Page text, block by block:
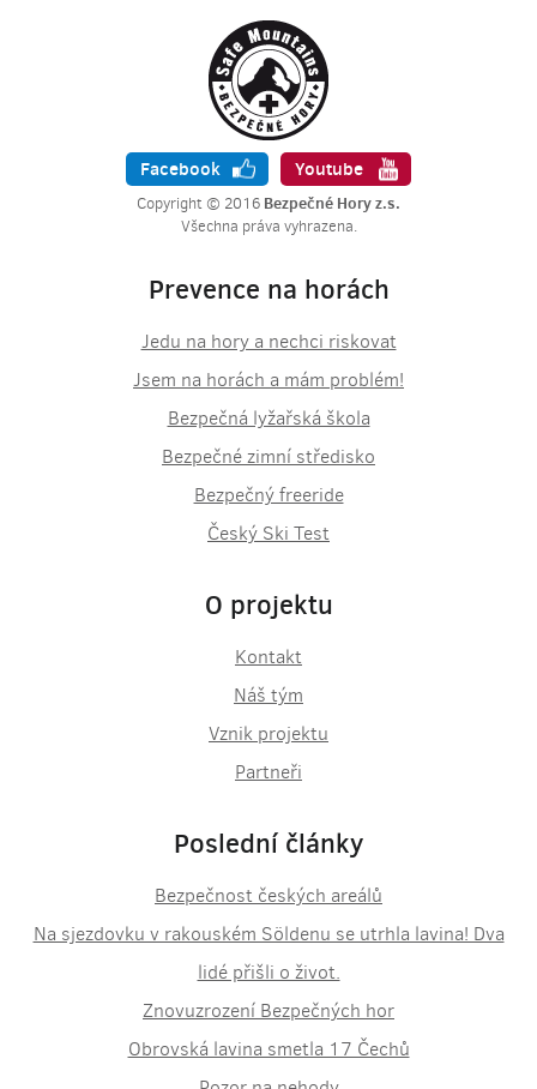
Facebook Youtube
Copyright © 2016 Bezpečné Hory z.s.
Všechna práva vyhrazena.
Prevence na horách
Jedu na hory a nechci riskovat
Jsem na horách a mám problém!
Bezpečná lyžařská škola
Bezpečné zimní středisko
Bezpečný freeride
Český Ski Test
O projektu
Kontakt
Náš tým
Vznik projektu
Partneři
Poslední články
Bezpečnost českých areálů
Na sjezdovku v rakouském Söldenu se utrhla lavina! Dva
lidé přišli o život.
Znovuzrození Bezpečných hor
Obrovská lavina smetla 17 Čechů